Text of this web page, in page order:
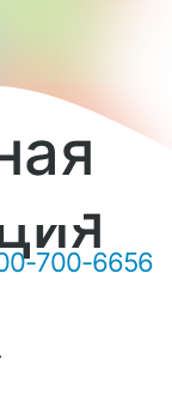
700-6656
А2Б